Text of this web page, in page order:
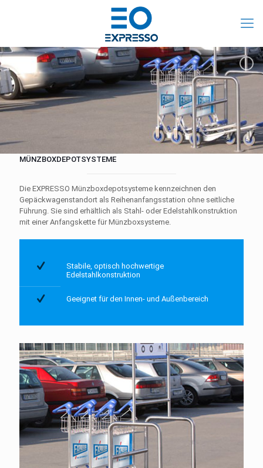
MÜNZBOXDEPOTSYSTEME
Die EXPRESSO Münzboxdepotsysteme kennzeichnen den
Gepäckwagenstandort als Reihenanfangsstation ohne seitliche
Führung. Sie sind erhältlich als Stahl- oder Edelstahlkonstruktion
mit einer Anfangskette für Münzboxsysteme.
Stabile, optisch hochwertige
Edelstahlkonstruktion
Geeignet für den Innen- und Außenbereich